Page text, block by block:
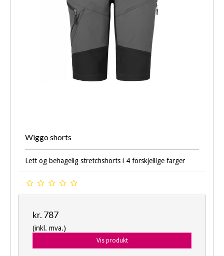
Wiggo shorts
Lett og behagelig stretchshorts i 4 forskjellige farger
kr. 787
(inkl. mva.)
Vis produkt